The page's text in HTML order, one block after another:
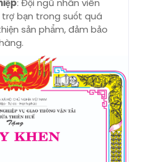
: Đội ngũ nhân viên
trợ bạn trong suốt quá
sản phẩm, đảm bảo